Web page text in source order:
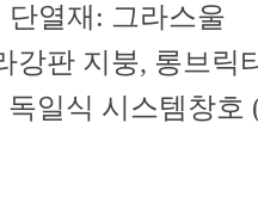
단열재: 그라스울
강판 지붕, 롱브릭
독일식 시스템창호